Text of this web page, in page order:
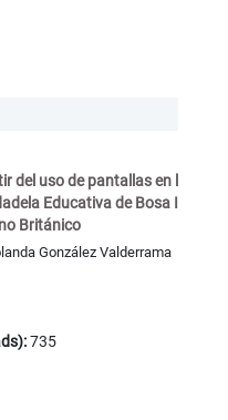
del uso de pantallas en l
Educativa de Bosa I
Británico
González Valderrama
735